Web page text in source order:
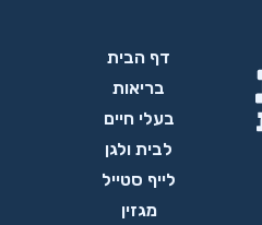
דף הבית
בריאות
בעלי חיים
לבית ולגן
לייף סטייל
מגזין